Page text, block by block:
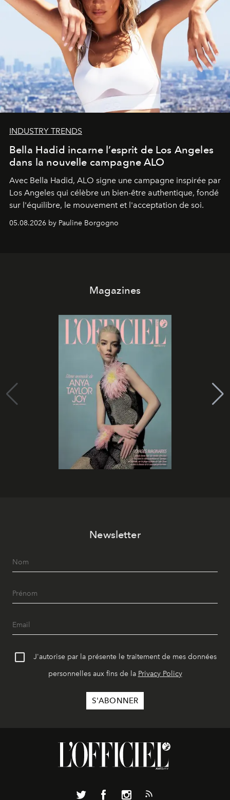
INDUSTRY TRENDS
Bella Hadid incarne l’esprit de Los Angeles
dans la nouvelle campagne ALO
Avec Bella Hadid, ALO signe une campagne inspirée par
Los Angeles qui célèbre un bien-être authentique, fondé
sur l'équilibre, le mouvement et l'acceptation de soi.
05.08.2026 by Pauline Borgogno
Magazines
Newsletter
J'autorise par la présente le traitement de mes données
personnelles aux fins de la Privacy Policy